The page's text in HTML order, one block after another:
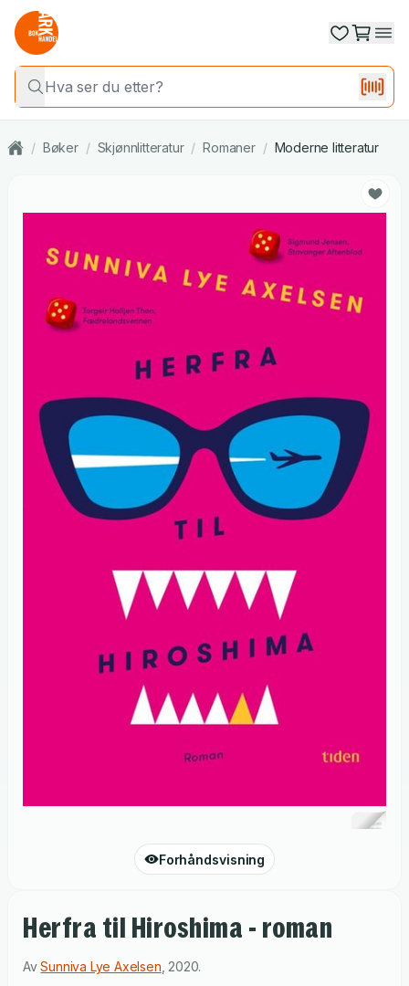
/ Bøker / Skjønnlitteratur / Romaner / Moderne litteratur
Forhåndsvisning
Herfra til Hiroshima - roman
AvSunniva Lye Axelsen 2020.